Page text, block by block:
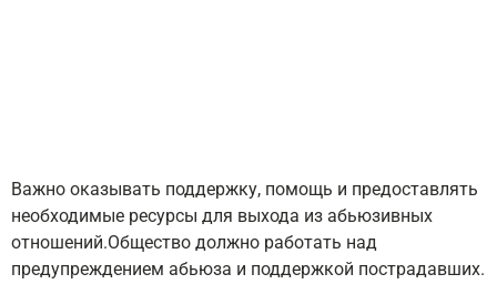
Важно оказывать поддержку, помощь и предоставлять
необходимые ресурсы для выхода из абьюзивных
отношений.Общество должно работать над
предупреждением абьюза и поддержкой пострадавших.